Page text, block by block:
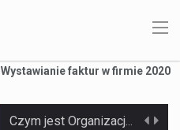
Wystawianie faktur w firmie 2020
Jaką dynamikę wzrostu PKB przewidują prognozy gospodarcze dla Polski w 2026 roku? Prognozy dotyczące gospodarki Polski na rok 2026 sugerują, że Produkt Krajowy Brutto (PKB)…